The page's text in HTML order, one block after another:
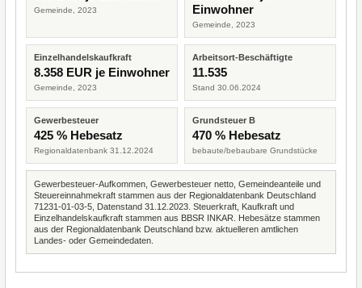
Gemeinde, 2023
Einwohner
Gemeinde, 2023
Einzelhandelskaufkraft
8.358 EUR je Einwohner
Gemeinde, 2023
Arbeitsort-Beschäftigte
11.535
Stand 30.06.2024
Gewerbesteuer
425 % Hebesatz
Regionaldatenbank 31.12.2024
Grundsteuer B
470 % Hebesatz
bebaute/bebaubare Grundstücke
Gewerbesteuer-Aufkommen, Gewerbesteuer netto, Gemeindeanteile und
Steuereinnahmekraft stammen aus der Regionaldatenbank Deutschland
71231-01-03-5, Datenstand 31.12.2023. Steuerkraft, Kaufkraft und
Einzelhandelskaufkraft stammen aus BBSR INKAR. Hebesätze stammen
aus der Regionaldatenbank Deutschland bzw. aktuelleren amtlichen
Landes- oder Gemeindedaten.